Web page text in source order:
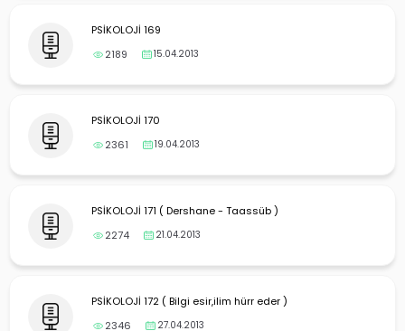
PSİKOLOJİ 169
2189
15.04.2013
PSİKOLOJİ 170
2361
19.04.2013
PSİKOLOJİ 171 ( Dershane - Taassüb )
2274
21.04.2013
PSİKOLOJİ 172 ( Bilgi esir,ilim hürr eder )
2346
27.04.2013